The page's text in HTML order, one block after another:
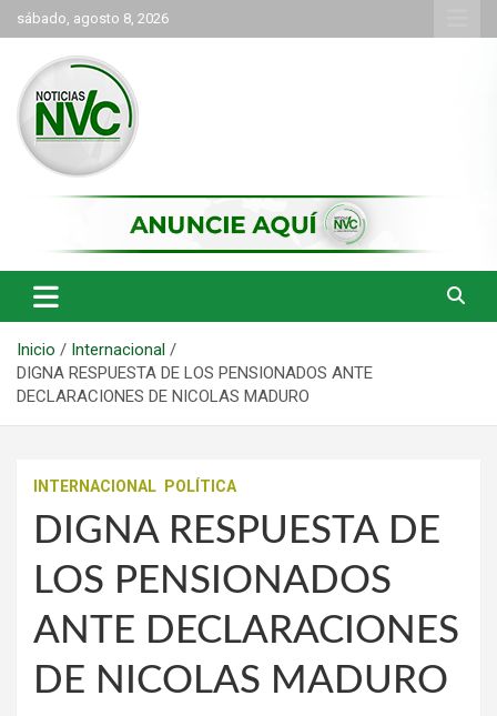
Saltar
al
contenido
sábado, agosto 8, 2026
NVC Noticias
Inicio
Internacional
DIGNA RESPUESTA DE LOS PENSIONADOS ANTE
DECLARACIONES DE NICOLAS MADURO
INTERNACIONAL POLÍTICA
DIGNA RESPUESTA DE
LOS PENSIONADOS
ANTE DECLARACIONES
DE NICOLAS MADURO